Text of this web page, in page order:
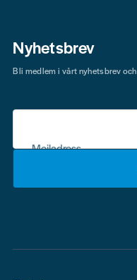
Nyhetsbrev
Mejladress
Bli medlem i vårt nyhetsbrev